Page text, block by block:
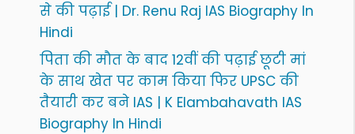
से की पढ़ाई | Dr. Renu Raj IAS Biography In
Hindi
पिता की मौत के बाद 12वीं की पढ़ाई छूटी मां
के साथ खेत पर काम किया फिर UPSC की
तैयारी कर बने IAS | K Elambahavath IAS
Biography In Hindi